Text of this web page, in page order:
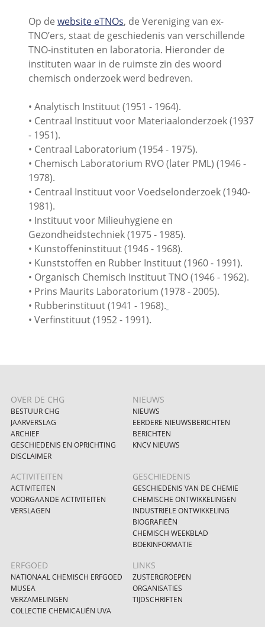
Op de website eTNOs, de Vereniging van ex-
TNO’ers, staat de geschiedenis van verschillende
TNO-instituten en laboratoria. Hieronder de
instituten waar in de ruimste zin des woord
chemisch onderzoek werd bedreven.
• Analytisch Instituut (1951 - 1964).
• Centraal Instituut voor Materiaalonderzoek (1937
- 1951).
• Centraal Laboratorium (1954 - 1975).
• Chemisch Laboratorium RVO (later PML) (1946 -
1978).
• Centraal Instituut voor Voedselonderzoek (1940-
1981).
• Instituut voor Milieuhygiene en
Gezondheidstechniek (1975 - 1985).
• Kunstoffeninstituut (1946 - 1968).
• Kunststoffen en Rubber Instituut (1960 - 1991).
• Organisch Chemisch Instituut TNO (1946 - 1962).
• Prins Maurits Laboratorium (1978 - 2005).
• Rubberinstituut (1941 - 1968).
• Verfinstituut (1952 - 1991).
OVER DE CHG
BESTUUR CHG
JAARVERSLAG
ARCHIEF
GESCHIEDENIS EN OPRICHTING
DISCLAIMER
NIEUWS
NIEUWS
EERDERE NIEUWSBERICHTEN
BERICHTEN
KNCV NIEUWS
ACTIVITEITEN
ACTIVITEITEN
VOORGAANDE ACTIVITEITEN
VERSLAGEN
GESCHIEDENIS
GESCHIEDENIS VAN DE CHEMIE
CHEMISCHE ONTWIKKELINGEN
INDUSTRIËLE ONTWIKKELING
BIOGRAFIEËN
CHEMISCH WEEKBLAD
BOEKINFORMATIE
ERFGOED
NATIONAAL CHEMISCH ERFGOED
MUSEA
VERZAMELINGEN
COLLECTIE CHEMICALIËN UVA
LINKS
ZUSTERGROEPEN
ORGANISATIES
TIJDSCHRIFTEN